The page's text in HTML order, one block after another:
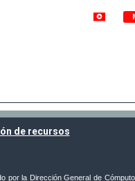
de recursos
por la Dirección General de